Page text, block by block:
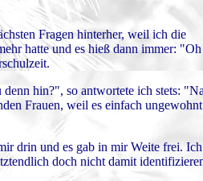
Fragen hinterher, weil ich die
hatte und es hieß dann immer: "Oh
hin?", so antwortete ich stets:
Frauen, weil es einfach ungewohnt
drin und es gab in mir Weite frei. Ich
doch nicht damit